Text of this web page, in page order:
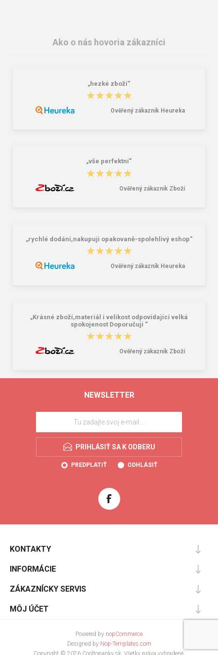
Ako o nás hovoria zákazníci
„hezké zboží“
★★★★★
★★★★★
Ověřený zákazník Heureka
„vše perfektní“
★★★★★
★★★★★
Ověřený zákazník Zboží
„rychlé dodání,nakupuji opakovaně-spolehlivý eshop“
★★★★★
★★★★★
Ověřený zákazník Heureka
„Krásné zboží,materiál i velikost odpovídající velká
spokojenost Doporučuji “
★★★★★
★★★★★
Ověřený zákazník Zboží
NEWSLETTER
PRIHLÁSIŤ SA K ODBERU
PREDPLATIŤ ODHLÁSIŤ
KONTAKTY
INFORMÁCIE
ZÁKAZNÍCKY SERVIS
MÔJ ÚČET
Powered by nopCommerce
Designed by Nop-Templates.com